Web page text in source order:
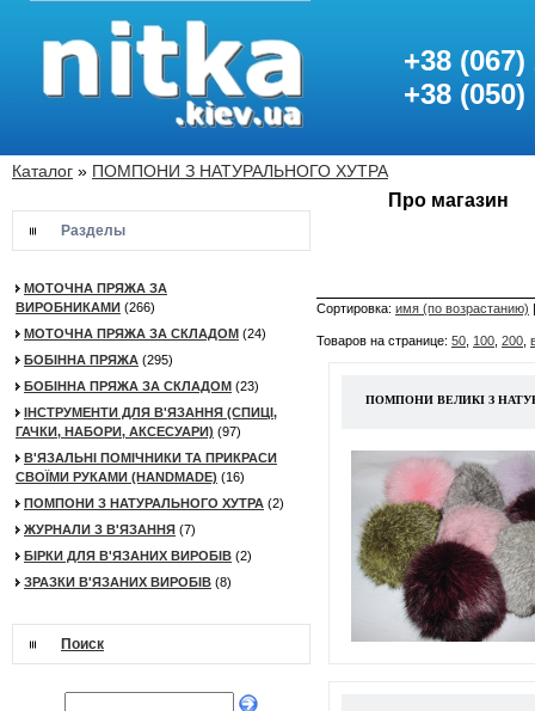
+38 (067)
+38 (050)
Каталог » ПОМПОНИ З НАТУРАЛЬНОГО ХУТРА
Разделы
МОТОЧНА ПРЯЖА ЗА
ВИРОБНИКАМИ (266)
МОТОЧНА ПРЯЖА ЗА СКЛАДОМ (24)
БОБІННА ПРЯЖА (295)
БОБІННА ПРЯЖА ЗА СКЛАДОМ (23)
ІНСТРУМЕНТИ ДЛЯ В'ЯЗАННЯ (СПИЦІ,
ГАЧКИ, НАБОРИ, АКСЕСУАРИ) (97)
В'ЯЗАЛЬНІ ПОМІЧНИКИ ТА ПРИКРАСИ
СВОЇМИ РУКАМИ (HANDMADE) (16)
ПОМПОНИ З НАТУРАЛЬНОГО ХУТРА (2)
ЖУРНАЛИ З В'ЯЗАННЯ (7)
БІРКИ ДЛЯ В'ЯЗАНИХ ВИРОБІВ (2)
ЗРАЗКИ В'ЯЗАНИХ ВИРОБІВ (8)
Поиск
Про магазин
Сортировка: имя (по возрастанию)
Товаров на странице: 50 100 200
ПОМПОНИ ВЕЛИКІ З